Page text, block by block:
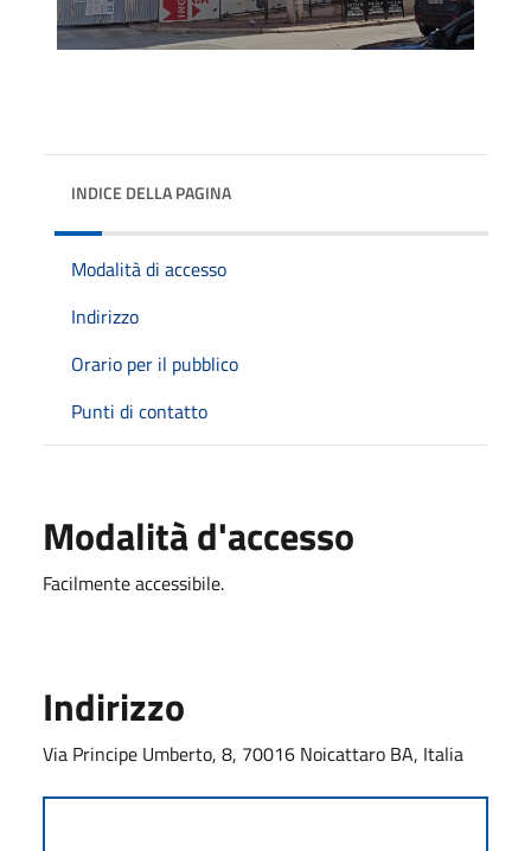
INDICE DELLA PAGINA
Modalità di accesso
Indirizzo
Orario per il pubblico
Punti di contatto
Modalità d'accesso
Facilmente accessibile.
Indirizzo
Via Principe Umberto, 8, 70016 Noicattaro BA, Italia